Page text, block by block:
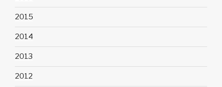
2015
2014
2013
2012